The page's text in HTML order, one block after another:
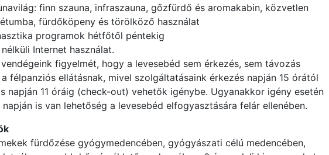
finn szauna, infraszauna, gőzfürdő és aromakabin, közvetlen
fürdőköpeny és törölköző használat
programok hétfőtől péntekig
Internet használat.
figyelmét, hogy a levesebéd sem érkezés, sem távozás
félpanziós ellátásnak, mivel szolgáltatásaink érkezés napján 15 órától
napján 11 óráig (check-out) vehetők igénybe. Ugyanakkor igény esetén
is van lehetőség a levesebéd elfogyasztására felár ellenében.
fürdőzése gyógymedencében, gyógyászati célú medencében,